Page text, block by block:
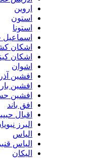
اسماعیل خانزاده
اشکان کشاورز
اشکان کینگ
افشین آذری
افشین باران
افشین حسنی
افق باند
اقبال حبیبی
البرز نبویان
الیاس قنبرى